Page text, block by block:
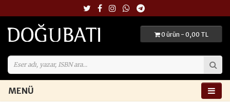
0 ürün - 0,00 TL
MENÜ